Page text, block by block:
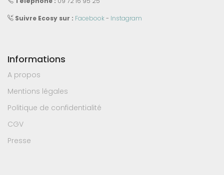
Suivre Ecosy sur : Facebook- Instagram
Informations
A propos
Mentions légales
Politique de confidentialité
CGV
Presse